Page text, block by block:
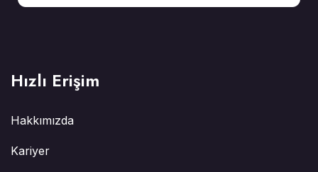
Hızlı Erişim
Hakkımızda
Kariyer